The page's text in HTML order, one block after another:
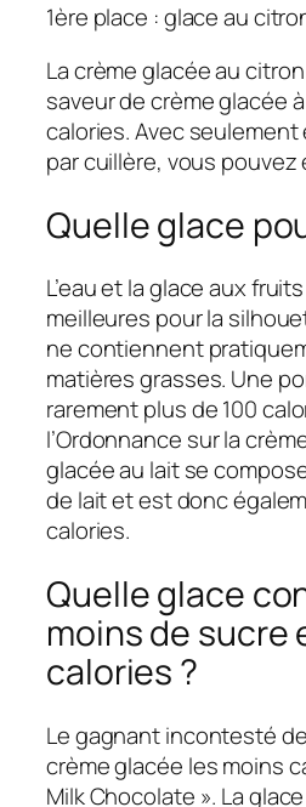
1ère place : glace au
La crème glacée au
saveur de crème glacée
calories. Avec
par cuillère, vous pouvez
Quelle glace
L’eau et la glace aux
meilleures pour la
ne contiennent
matières grasses. Une
rarement plus de 100
l’Ordonnance sur la
glacée au lait se
de lait et est donc
calories.
Quelle glace
moins de sucre
calories ?
Le gagnant incontesté
crème glacée les moins
Milk Chocolate ». La